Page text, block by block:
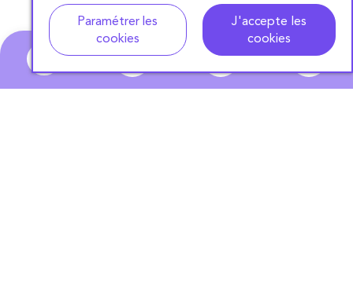
Paramétrer les
cookies
J'accepte les
cookies